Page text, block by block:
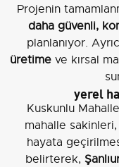
Projenin
daha güvenli,
planlanıyor.
üretimeve kırsal
yerel
Kuskunlu
mahalle sakinleri,
hayata
belirterek,